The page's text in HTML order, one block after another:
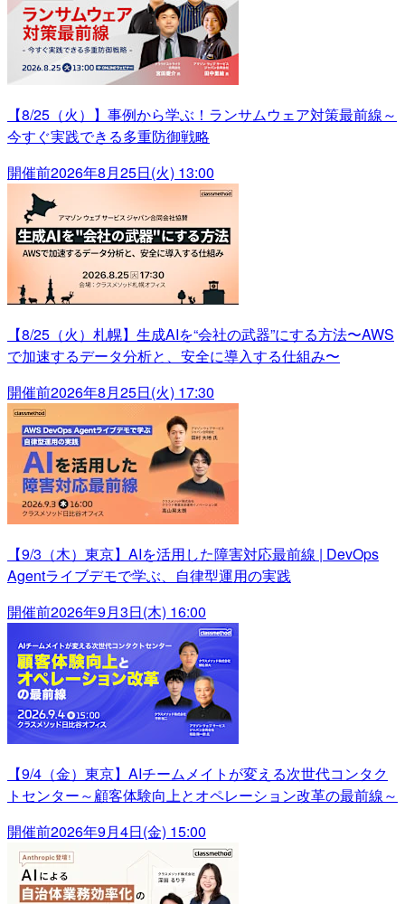
【8/25（火）】事例から学ぶ！ランサムウェア対策最前線～
今すぐ実践できる多重防御戦略
開催前2026年8月25日(火) 13:00
【8/25（火）札幌】生成AIを“会社の武器”にする方法〜AWS
で加速するデータ分析と、安全に導入する仕組み〜
開催前2026年8月25日(火) 17:30
【9/3（木）東京】AIを活用した障害対応最前線 | DevOps
Agentライブデモで学ぶ、自律型運用の実践
開催前2026年9月3日(木) 16:00
【9/4（金）東京】AIチームメイトが変える次世代コンタク
トセンター～顧客体験向上とオペレーション改革の最前線～
開催前2026年9月4日(金) 15:00